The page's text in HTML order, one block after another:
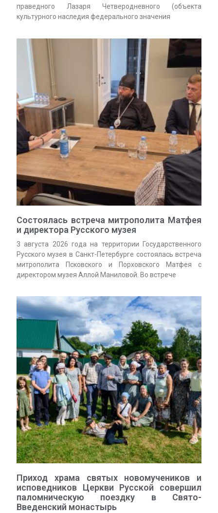
праведного Лазаря Четверодневного (объекта
культурного наследия федерального значения
Состоялась встреча митрополита Матфея
и директора Русского музея
3 августа 2026 года на территории Государственного
Русского музея в Санкт-Петербурге состоялась встреча
митрополита Псковского и Порховского Матфея с
директором музея Аллой Маниловой. Во встрече
Приход храма святых новомучеников и
исповедников Церкви Русской совершил
паломническую поездку в Свято-
Введенский монастырь